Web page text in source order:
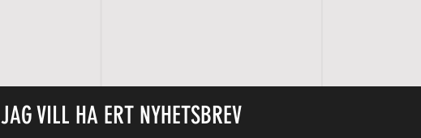
JAG VILL HA ERT NYHETSBREV